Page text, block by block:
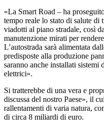
«La Smart Road – ha
tempo reale lo stato di salute di
viadotti al piano stradale, così
manutenzione mirati per
L’autostrada sarà alimentata
predisposte alla produzione
saranno anche installati
elettrici».
Si tratterebbe di una vera e
discussa del nostro Paese», il
rallentamenti di varia natura,
di circa 8 miliardi di euro.